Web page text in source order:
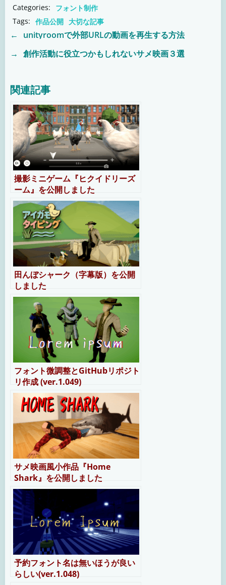
Categories:
フォント制作
Tags: 作品公開 大切な記事
Post
← unityroomで外部URLの動画を再生する方法
Post
navigation
→ 創作活動に役立つかもしれないサメ映画３選
関連記事
撮影ミニゲーム『ヒクイドリーズ
ーム』を公開しました
田んぼシャーク（字幕版）を公開
しました
フォント微調整とGitHubリポジト
リ作成 (ver.1.049)
サメ映画風小作品『Home
Shark』を公開しました
予約フォント名は無いほうが良い
らしい(ver.1.048)